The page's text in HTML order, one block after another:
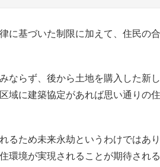
に基づいた制限に加えて、住民の
ならず、後から土地を購入した新
域に建築協定があれば思い通りの
るため未来永劫というわけではあ
環境が実現されることが期待される